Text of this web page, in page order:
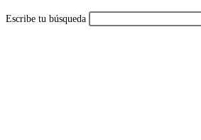
de
Escribe tu búsqueda